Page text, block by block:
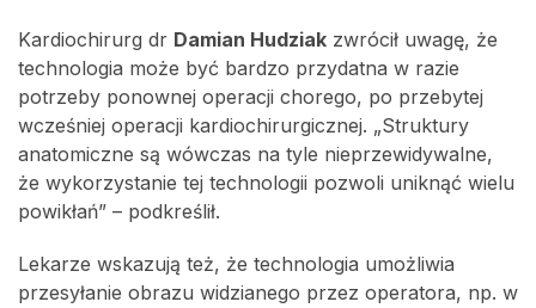
Kardiochirurg dr Damian Hudziak zwrócił uwagę, że
technologia może być bardzo przydatna w razie
potrzeby ponownej operacji chorego, po przebytej
wcześniej operacji kardiochirurgicznej. „Struktury
anatomiczne są wówczas na tyle nieprzewidywalne,
że wykorzystanie tej technologii pozwoli uniknąć wielu
powikłań” – podkreślił.
Lekarze wskazują też, że technologia umożliwia
przesyłanie obrazu widzianego przez operatora, np. w